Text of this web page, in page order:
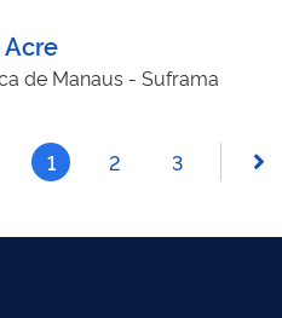
de Manaus - Suframa
1 2 3